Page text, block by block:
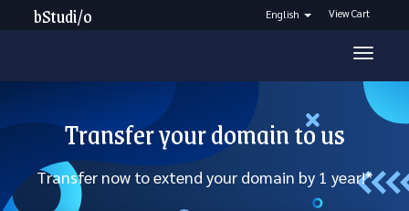
English View Cart
bStudi/o
Transfer your domain to us
Transfer now to extend your domain by 1 year!*